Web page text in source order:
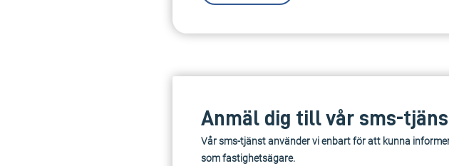
Anmäl dig till vår sms-
Vår sms-tjänst använder vi enbart för att kunna
som fastighetsägare.